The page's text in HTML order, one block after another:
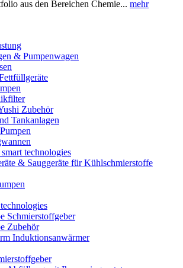
aus den Bereichen Chemie... mehr
& Pumpenwagen
Zubehör
Tankanlagen
smart technologies
& Sauggeräte für Kühlschmierstoffe
Schmierstoffgeber
Zubehör
Induktionsanwärmer